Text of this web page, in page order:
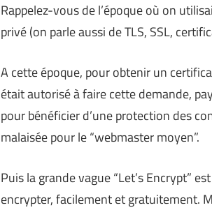
Rappelez-vous de l’époque où on
privé (on parle aussi de TLS, SSL,
A cette époque, pour obtenir un
était autorisé à faire cette demande,
pour bénéficier d’une protection des
malaisée pour le “webmaster moyen”.
Puis la grande vague “Let’s Encrypt”
encrypter, facilement et gratuitement.